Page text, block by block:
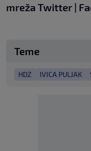
mreža Twitter |
Teme
HDZ IVICA PULJAK